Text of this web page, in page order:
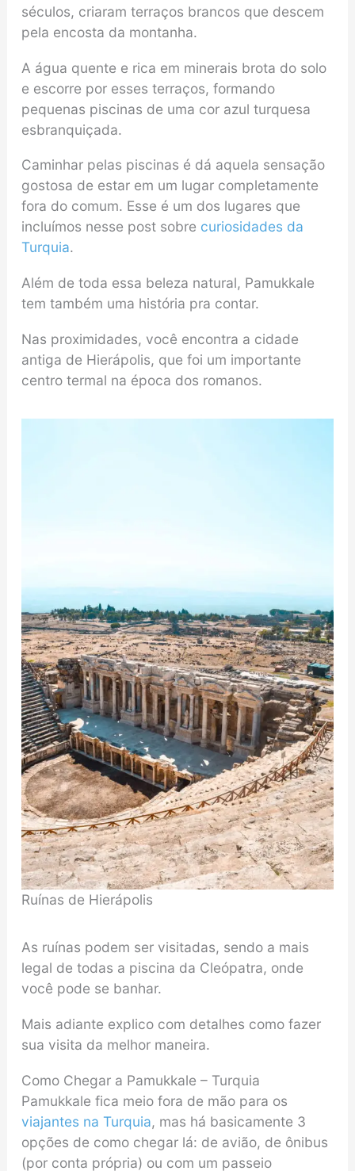
séculos, criaram terraços brancos que descem
pela encosta da montanha.
A água quente e rica em minerais brota do solo
e escorre por esses terraços, formando
pequenas piscinas de uma cor azul turquesa
esbranquiçada.
Caminhar pelas piscinas é dá aquela sensação
gostosa de estar em um lugar completamente
fora do comum. Esse é um dos lugares que
incluímos nesse post sobre curiosidades da
Turquia.
Além de toda essa beleza natural, Pamukkale
tem também uma história pra contar.
Nas proximidades, você encontra a cidade
antiga de Hierápolis, que foi um importante
centro termal na época dos romanos.
Ruínas de Hierápolis
As ruínas podem ser visitadas, sendo a mais
legal de todas a piscina da Cleópatra, onde
você pode se banhar.
Mais adiante explico com detalhes como fazer
sua visita da melhor maneira.
Como Chegar a Pamukkale – Turquia
Pamukkale fica meio fora de mão para os
viajantes na Turquia, mas há basicamente 3
opções de como chegar lá: de avião, de ônibus
(por conta própria) ou com um passeio